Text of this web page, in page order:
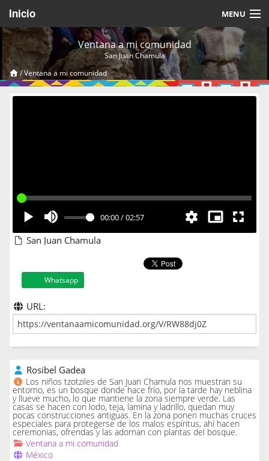
Inicio MENU
Acerca de
Videos Temáticos
Cerrar Sesión
Ventana a mi comunidad
San Juan Chamula
/Ventana a mi comunidad
00:00/02:57
San Juan Chamula
Whatsapp
URL:
Rosibel Gadea
Los niños tzotziles de San Juan Chamula nos muestran su
entorno, es un bosque donde hace frío, por la tarde hay neblina
y llueve mucho, lo que mantiene la zona siempre verde. Las
casas se hacen con lodo, teja, lamina y ladrillo, quedan muy
pocas construcciones antiguas. En la zona ponen muchas cruces
especiales para protegerse de los malos espíritus, ahí hacen
ceremonias, ofrendas y las adornan con plantas del bosque.
Ventana a mi comunidad
México